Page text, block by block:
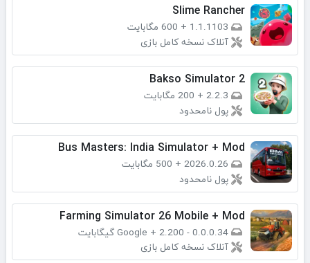
Slime Rancher
1.1.1103
+ 600 مگابایت
آنلاک نسخه کامل بازی
Bakso Simulator 2
2.2.3
+ 200 مگابایت
پول نامحدود
Bus Masters: India Simulator + Mod
2026.0.26
+ 500 مگابایت
پول نامحدود
Farming Simulator 26 Mobile + Mod
0.0.0.34 - Google
+ 2.200 گیگابایت
آنلاک نسخه کامل بازی